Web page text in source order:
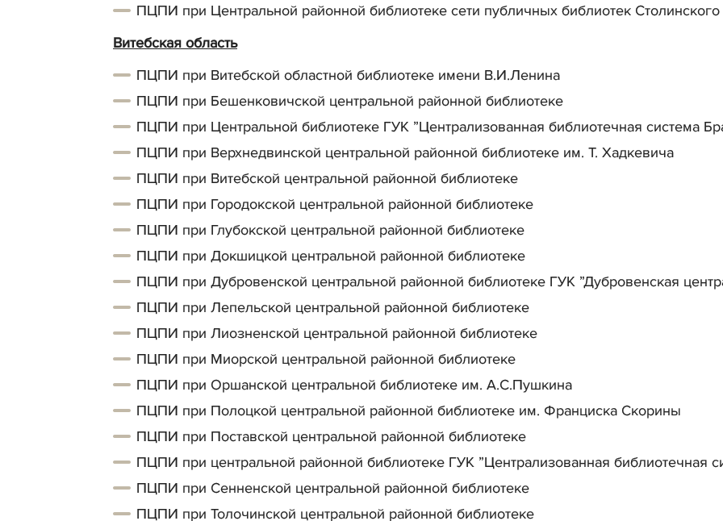
ПЦПИ при Центральной районной библиотеке сети публичных библиотек Столинского
Витебская область
ПЦПИ при Витебской областной библиотеке имени В.И.Ленина
ПЦПИ при Бешенковичской центральной районной библиотеке
ПЦПИ при Центральной библиотеке ГУК ”Централизованная библиотечная система
ПЦПИ при Верхнедвинской центральной районной библиотеке им. Т. Хадкевича
ПЦПИ при Витебской центральной районной библиотеке
ПЦПИ при Городокской центральной районной библиотеке
ПЦПИ при Глубокской центральной районной библиотеке
ПЦПИ при Докшицкой центральной районной библиотеке
ПЦПИ при Дубровенской центральной районной библиотеке ГУК ”Дубровенская
ПЦПИ при Лепельской центральной районной библиотеке
ПЦПИ при Лиозненской центральной районной библиотеке
ПЦПИ при Миорской центральной районной библиотеке
ПЦПИ при Оршанской центральной библиотеке им. А.С.Пушкина
ПЦПИ при Полоцкой центральной районной библиотеке им. Франциска Скорины
ПЦПИ при Поставской центральной районной библиотеке
ПЦПИ при центральной районной библиотеке ГУК ”Централизованная библиотечная
ПЦПИ при Сенненской центральной районной библиотеке
ПЦПИ при Толочинской центральной районной библиотеке